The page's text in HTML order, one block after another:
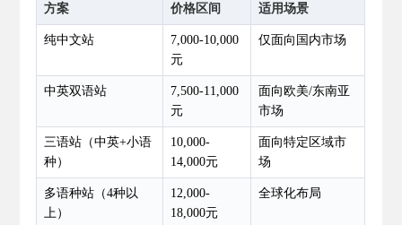
方案 价格区间 适用场景
纯中文站
7,000-10,000
元
仅面向国内市场
中英双语站
7,500-11,000
元
面向欧美/东南亚
市场
三语站（中英+小语
种）
10,000-
14,000元
面向特定区域市
场
多语种站（4种以
上）
12,000-
18,000元
全球化布局